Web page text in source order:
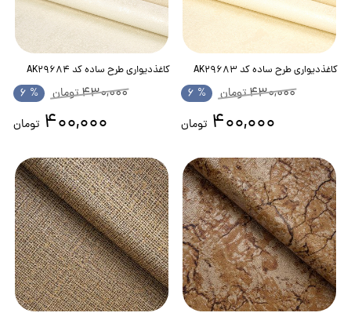
کاغذدیواری طرح ساده کد AK29683
430,000تومان % 6
400,000 تومان
کاغذدیواری طرح ساده کد AK29684
430,000تومان % 6
400,000 تومان